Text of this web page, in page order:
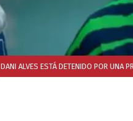
DANI ALVES ESTÁ DETENIDO POR UNA